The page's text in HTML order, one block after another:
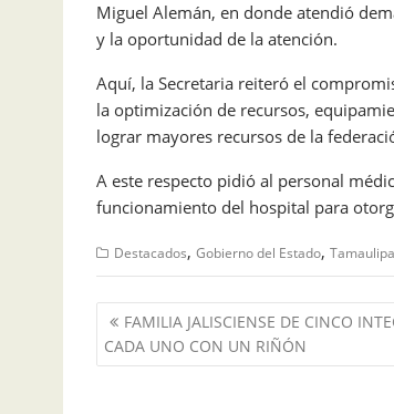
Miguel Alemán, en donde atendió
y la oportunidad de la atención.
Aquí, la Secretaria reiteró el
la optimización de recursos,
lograr mayores recursos de la
A este respecto pidió al personal
funcionamiento del hospital para
Destacados, Gobierno del Estado,
Navegación
de
entradas
FAMILIA JALISCIENSE DE CINCO
CADA UNO CON UN RIÑÓN